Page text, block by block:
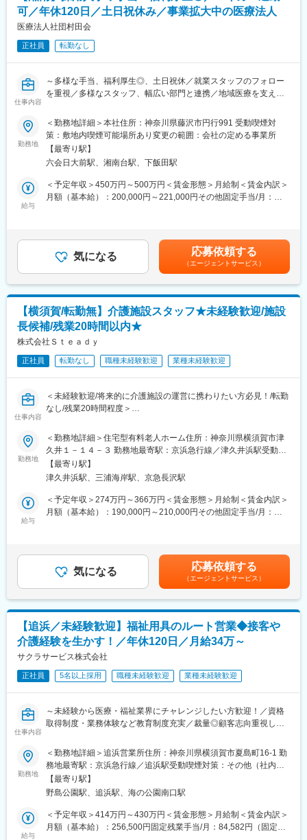
し、独り立ちまで支援します。
変更の範囲：会社の定める業務
ちの方はいないかなどの情報を収集し、お客様をご紹介いただけ
るように信頼関係を構築していきます。
■業務の特徴：
・1回もしくは複数回の訪問で商品の使い勝手を確認頂き契約。価
・商品や書類の手配は、社内の事務スタッフが担当し営業に専念
できる環境です。
■一日の仕事の流れ：
納品から1週間後にお客様にお電話し、用具の使い心地や他に必要
なものを確認。その後は半年に1回の頻度でお客様宅を訪問しま
す。またケアマネージャーさんや介護スタッフとともに、お客様
様の現状を報告したり、新商品を紹介したりすることもありま
す。
の出来事の共有をはじめ、各自の振り返り、新商品取扱い時の商
品説明会なども行なっています。◎未経験から始められます。
・入社後2ヵ月間は当社の事業を理解する期間です。ビジネスマナ
ーの習得、事業理解、他部署での業務体験などをしていただきま
す。
・福祉用具専門相談員の資格取得に向けた講習（50時間）も受
講。もちろん、費用は会社負担です。その後は、先輩営業が同行
し、独り立ちまで支援します。
変更の範囲：会社の定める業務
可／年休120日／土日祝休み／事業拡大中の医療法人
医療法人社団村田会
正社員 転勤なし
仕事内容
～多様な手当、福利厚生◎、土日祝休／就業スタッフのフォロー
を重視／多様なスタッフ、幅広い部門と連携／地域医療を支える
■業務概要：
◇当医療法人の本部スタッフとして、主に下記の業務を担当しま
す。
◇今回はバックオフィスの強化を図るため法人経営本部で活躍す
る事務職を募集しています。
◇様々な職員と連携しながら仕事を進めることが特徴です。
◇採用業務全般※求人媒体選定、日程調整、面接、合否連絡など
◇入職オリエンテーション
◇職員面談
■職場環境：
◇法人経営本部には十数名の職員が在籍しています。
れる場面でも素早く対応しています。
◇スタッフフォローに力を入れて、働きやすい環境や福利厚生の
■医療法人社団村田会とは：
して、医療・介護・看護のトータルで健康を支える医療法人で
す。
◎2020年7月には藤沢市大庭に「村田会湘南大庭病院」を開設
し、事業拡大を進めながら、地域のニーズに応えています。
勤務地
＜勤務地詳細＞本社住所：神奈川県藤沢市円行991 受動喫煙対
策：敷地内喫煙可能場所あり変更の範囲：会社の定める事業所
【最寄り駅】
六会日大前駅、湘南台駅、下飯田駅
給与
＜予定年収＞450万円～500万円＜賃金形態＞月給制＜賃金内訳＞
月額（基本給）：200,000円～221,000円その他固定手当/月：
2万円～4万円）■別途、該当者には皆勤手当（月5000円）ほか、
住宅手当、家族手当など支給■賞与：年2回■昇給：年1回賃金はあ
くまでも目安の金額であり、選考を通じて上下する可能性があり
ます。月給(月額)は固定手当を含めた表記です。
気になる 応募依頼する
（エージェントサービス）
【横須賀/転勤無】介護施設スタッフ★未経験歓迎/施設
長候補/残業20時間以内★
株式会社Ｓｔｅａｄｙ
正社員 転勤なし 職種未経験歓迎 業種未経験歓迎
仕事内容
＜未経験歓迎/将来的に介護施設の運営に携わりたい方必見！/転勤
なし/残業20時間程度＞
■職務概要：
2023年11月にオープンした住宅型有料老人ホームの運営をしてい
る当社にて、施設長候補として業務をお任せいたします。
■施設の規模感：
住宅型有料老人ホームは18名、デイサービスは40名弱の利用者様
がいらっしゃいます。大きな規模感ではないため、余裕を持って
ご利用者様ひとりひとりと向き合うことができる環境です。
・利用者の管理、利用者募集
・現管理者のサポート業務（勤怠管理、シフト調整、採用等）
・介護事務等の進捗管理
て、介護の業務を経験していただきます。
■当社の考え方について：
介護業界は多残業なイメージがありますが、当社は「マネジメン
す！実際、残業時間も20時間/月程度を実現しており、ご自身のプ
ライベートとの両立も可能です！
■教育体制：
まずは、デイサービスのサポートから従事いただきます。基本的
数在籍しておりますので、未経験でも安心して業務を学ぶことが
可能です。必要資格に関しても、ご入社後に会社負担で取得をい
ただくことが可能です！
頑張り次第では、将来的には神奈川エリアの統括マネージャーと
してご活躍いただくことも可能です。また経営者として、独立す
勤務地
＜勤務地詳細＞住宅型有料老人ホーム住所：神奈川県横須賀市津
久井１－１４－３ 勤務地最寄駅：京浜急行線／津久井浜駅受動喫
煙対策：敷地内全面禁煙変更の範囲：会社の定める事業所
【最寄り駅】
津久井浜駅、三浦海岸駅、京急長沢駅
給与
＜予定年収＞274万円～366万円＜賃金形態＞月給制＜賃金内訳＞
月額（基本給）：190,000円～210,000円その他固定手当/月：
はあくまでも目安の金額であり、選考を通じて上下する可能性が
あります。月給(月額)は固定手当を含めた表記です。
気になる 応募依頼する
（エージェントサービス）
【追浜／未経験歓迎】福祉用具のルート営業◆接客や
介護経験を生かす！／年休120日／月給34万～
サクラサービス株式会社
正社員 5名以上採用 職種未経験歓迎 業種未経験歓迎
仕事内容
～未経験から医療・福祉業界にチャレンジしたい方歓迎！／資格
取得制度・業務体験など教育制度充実／裁量◎顧客志向重視した
■業務内容：
福祉用具・医療機器のレンタルと販売事業を展開している当社に
て、日常生活に不便を感じている高齢の方へ、安全安心な暮らし
ができるような環境作りを提案します！
今回は業績好調で、より多くのお客様にアプローチするため営業
職を募集します。
勤務地
＜勤務地詳細＞追浜営業所住所：神奈川県横須賀市夏島町16-1 勤
務地最寄駅：京浜急行線／追浜駅受動喫煙対策：その他（社内指
定喫煙場所有）
【最寄り駅】
野島公園駅、追浜駅、海の公園南口駅
給与
＜予定年収＞414万円～430万円＜賃金形態＞月給制＜賃金内訳＞
月額（基本給）：256,500円固定残業手当/月：84,582円（固定残